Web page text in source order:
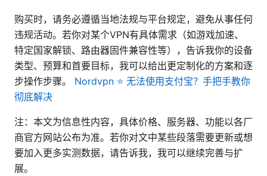
购买时，请务必遵循当地法规与平台规定，避免从事任何
违规活动。若你对某个VPN有具体需求（如游戏加速、
特定国家解锁、路由器固件兼容性等），告诉我你的设备
类型、预算和首要目标，我可以给出更定制化的方案和逐
步操作步骤。 Nordvpn ⭐ 无法使用支付宝？手把手教你
彻底解决
注：本文为信息性内容，具体价格、服务器、功能以各厂
商官方网站公布为准。若你对文中某些段落需要更新或想
要加入更多实测数据，请告诉我，我可以继续完善与扩
展。